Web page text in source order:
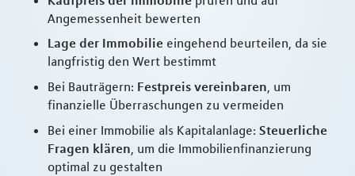
Angemessenheit bewerten
Lage der Immobilie eingehend beurteilen, da sie
langfristig den Wert bestimmt
Bei Bauträgern: Festpreis vereinbaren, um
finanzielle Überraschungen zu vermeiden
Bei einer Immobilie als Kapitalanlage: Steuerliche
Fragen klären, um die Immobilienfinanzierung
optimal zu gestalten